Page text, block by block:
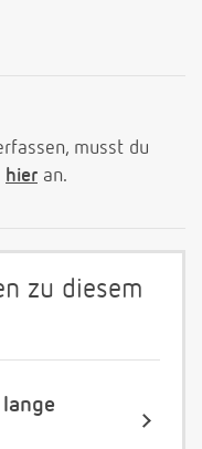
musst du
hier an.
zu diesem